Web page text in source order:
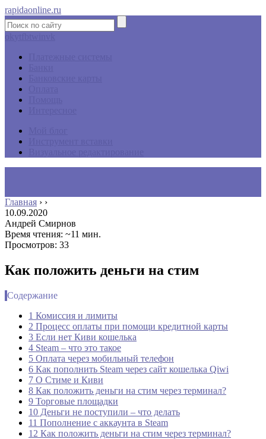
rapidaonline.ru
Главная › ›
10.09.2020
Андрей Смирнов
Время чтения: ~11 мин.
Просмотров: 33
Как положить деньги на стим
Содержание
1 Комиссия и лимиты
2 Процесс оплаты при помощи кредитной карты
3 Если нет Киви кошелька
4 Steam – что это такое
5 Оплата через мобильный телефон
6 Как пополнить Steam через сайт кошелька Qiwi
7 О Стиме и Киви
8 Как положить деньги на стим через терминал?
9 Торговые площадки
10 Деньги не поступили – что делать
11 Пополнение с аккаунта в Steam
12 Как положить деньги на стим через терминал?